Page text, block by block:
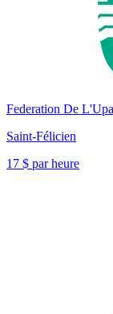
Federation De
Saint-Félicien
17 $ par heure